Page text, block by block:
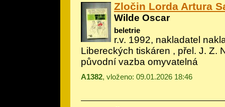
Zločin Lorda Artura
Wilde Oscar
beletrie
r.v. 1992, nakladatel
Libereckých tiskáren , přel. J. Z.
původní vazba omyvatelná
A1382, vloženo: 09.01.2026 18:46